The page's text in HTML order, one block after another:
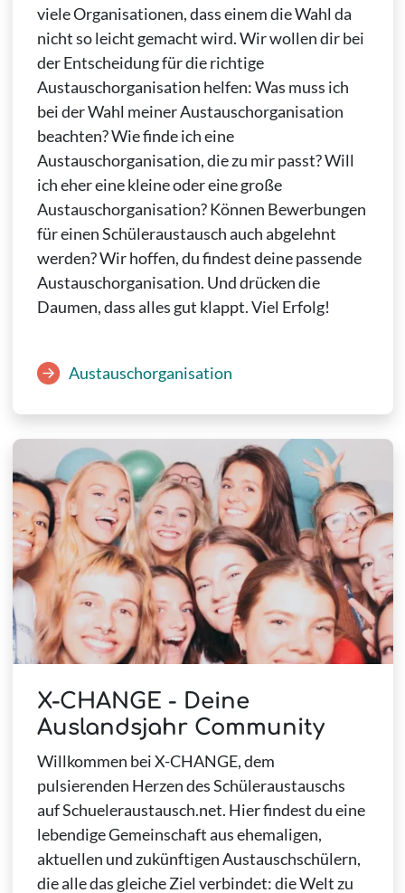
viele Organisationen, dass einem die Wahl da
nicht so leicht gemacht wird. Wir wollen dir bei
der Entscheidung für die richtige
Austauschorganisation helfen: Was muss ich
bei der Wahl meiner Austauschorganisation
beachten? Wie finde ich eine
Austauschorganisation, die zu mir passt? Will
ich eher eine kleine oder eine große
Austauschorganisation? Können Bewerbungen
für einen Schüleraustausch auch abgelehnt
werden? Wir hoffen, du findest deine passende
Austauschorganisation. Und drücken die
Daumen, dass alles gut klappt. Viel Erfolg!
Austauschorganisation
X-CHANGE - Deine
Auslandsjahr Community
Willkommen bei X-CHANGE, dem
pulsierenden Herzen des Schüleraustauschs
auf Schueleraustausch.net. Hier findest du eine
lebendige Gemeinschaft aus ehemaligen,
aktuellen und zukünftigen Austauschschülern,
die alle das gleiche Ziel verbindet: die Welt zu